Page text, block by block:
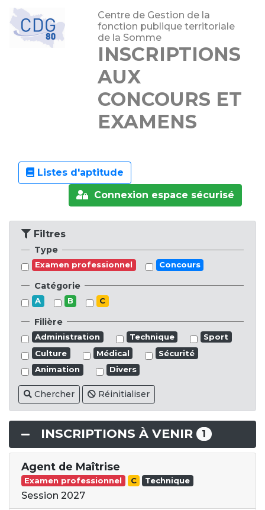
Centre de Gestion de la
fonction publique territoriale
de la Somme
INSCRIPTIONS
AUX
CONCOURS ET
EXAMENS
Listes d'aptitude
Connexion espace sécurisé
Filtres
Type
Examen professionnel Concours
Catégorie
A B C
Filière
Administration Technique
Sport
Culture
Médical
Sécurité
Animation
Divers
Chercher Réinitialiser
INSCRIPTIONS À VENIR 1
Agent de Maîtrise
Examen professionnel C Technique
Session 2027